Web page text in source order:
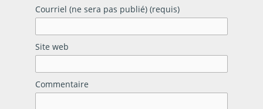
Courriel (ne sera pas publié) (requis)
Site web
Commentaire